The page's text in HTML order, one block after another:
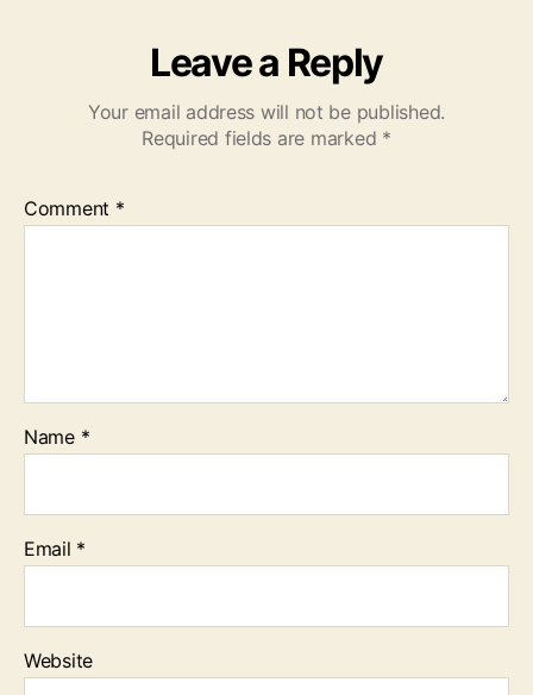
Leave a Reply
Your email address will not be published.
Required fields are marked *
Comment *
Name *
Email *
Website